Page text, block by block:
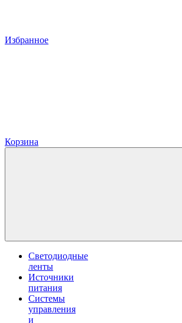
Избранное
Корзина
Светодиодные
ленты
Источники
питания
Системы
управления
и